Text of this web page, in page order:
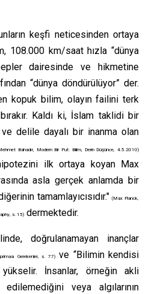
keşfi neticesinden ortaya
108.000 km/saat hızla “dünya
dairesinde ve hikmetine
“dünya döndürülüyor” der.
kopuk bilim, olayın failini terk
Kaldı ki, İslam taklidi bir
ve delile dayalı bir inanma olan
Bahadır, Modern Bir Put: Bilim, Derin Düşünce, 4.5.2010)
ilk ortaya koyan Max
asla gerçek anlamda bir
tamamlayıcısıdır."(Max Planck,
s. 15) dermektedir.
doğrulanamayan inançlar
Gerekenler, s. 77)ve “Bilimin kendisi
İnsanlar, örneğin akli
veya algılarının